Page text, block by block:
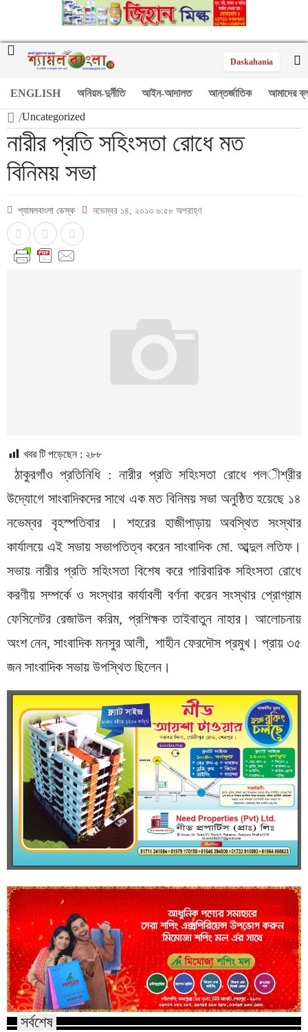
Daskahania
ENGLISH অনিয়ম-দুর্নীতি আইন-আদালত আন্তর্জাতিক আমাদের
/Uncategorized
নারীর প্রতি সহিংসতা রোধে মত
বিনিময় সভা
শ্যামলবাংলা ডেস্ক নভেম্বর ১৪, ২০১৩ ৬:৫৮ অপরাহ্ণ
খবর টি পড়েছেন : ২৮৮
ঠাকুরগাঁও প্রতিনিধি : নারীর প্রতি সহিংসতা রোধে পল­ীশ্রীর
উদ্যোগে সাংবাদিকদের সাথে এক মত বিনিময় সভা অনুষ্ঠিত হয়েছে ১৪
নভেম্বর বৃহস্পতিবার । শহরের হাজীপাড়ায় অবস্থিত সংস্থার
কার্যালয়ে এই সভায় সভাপতিত্ব করেন সাংবাদিক মো. আব্দুল লতিফ।
সভায় নারীর প্রতি সহিংসতা বিশেষ করে পারিবারিক সহিংসতা রোধে
করণীয় সম্পর্কে ও সংস্থার কার্যাবলী বর্ণনা করেন সংস্থার প্রোগ্রাম
ফেসিলেটর রেজাউল করিম, প্রশিক্ষক তাইবাতুন নাহার। আলোচনায়
অংশ নেন, সাংবাদিক মনসুর আলী, শাহীন ফেরদৌস প্রমুখ। প্রায় ৩৫
জন সাংবাদিক সভায় উপস্থিত ছিলেন।
সর্বশেষ